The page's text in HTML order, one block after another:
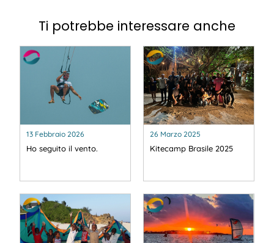
Ti potrebbe interessare anche
13 Febbraio 2026
Ho seguito il vento.
26 Marzo 2025
Kitecamp Brasile 2025